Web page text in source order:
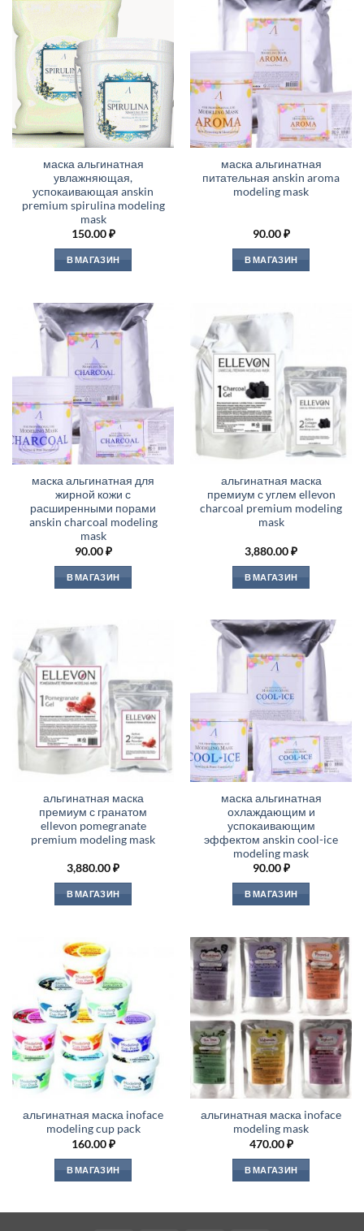
маска альгинатная
увлажняющая,
успокаивающая anskin
premium spirulina modeling
mask
150.00₽
В МАГАЗИН
маска альгинатная
питательная anskin aroma
modeling mask
90.00₽
В МАГАЗИН
маска альгинатная для
жирной кожи с
расширенными порами
anskin charcoal modeling
mask
90.00₽
В МАГАЗИН
альгинатная маска
премиум с углем ellevon
charcoal premium modeling
mask
3,880.00₽
В МАГАЗИН
альгинатная маска
премиум с гранатом
ellevon pomegranate
premium modeling mask
3,880.00₽
В МАГАЗИН
маска альгинатная
охлаждающим и
успокаивающим
эффектом anskin cool-ice
modeling mask
90.00₽
В МАГАЗИН
альгинатная маска inoface
modeling cup pack
160.00₽
В МАГАЗИН
альгинатная маска inoface
modeling mask
470.00₽
В МАГАЗИН